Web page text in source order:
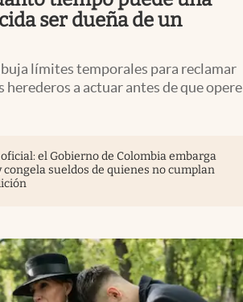
ser dueña de un
límites temporales para reclamar
herederos a actuar antes de que opere
el Gobierno de Colombia embarga
sueldos de quienes no cumplan